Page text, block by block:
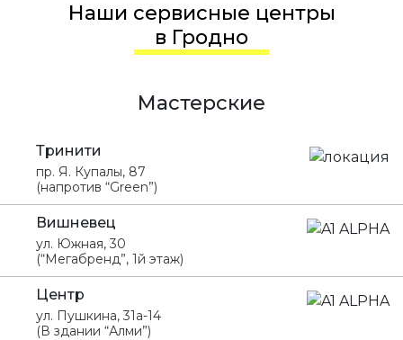
Наши сервисные центры
в Гродно
Мастерские
Тринити
пр. Я. Купалы, 87
(напротив “Green”)
Вишневец
ул. Южная, 30
(“Мегабренд”, 1й этаж)
Центр
ул. Пушкина, 31а-14
(В здании “Алми”)